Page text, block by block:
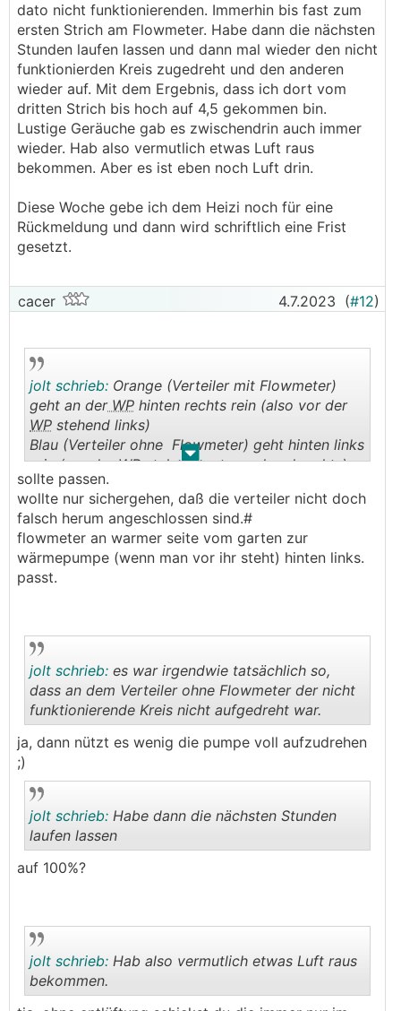
dato nicht funktionierenden. Immerhin bis fast zum
ersten Strich am Flowmeter. Habe dann die nächsten
Stunden laufen lassen und dann mal wieder den nicht
funktionierden Kreis zugedreht und den anderen
wieder auf. Mit dem Ergebnis, dass ich dort vom
dritten Strich bis hoch auf 4,5 gekommen bin.
Lustige Geräuche gab es zwischendrin auch immer
wieder. Hab also vermutlich etwas Luft raus
bekommen. Aber es ist eben noch Luft drin.
Diese Woche gebe ich dem Heizi noch für eine
Rückmeldung und dann wird schriftlich eine Frist
gesetzt.
cacer 4.7.2023 (#12)
. .
jolt schrieb: Orange (Verteiler mit Flowmeter)
geht an derWP hinten rechts rein (also vor der
WP stehend links)
Blau (Verteiler ohne Flowmeter) geht hinten links
rein (vor derWPstehend entsprechend rechts)
sollte passen.
wollte nur sichergehen, daß die verteiler nicht doch
falsch herum angeschlossen sind.#
flowmeter an warmer seite vom garten zur
wärmepumpe (wenn man vor ihr steht) hinten links.
passt.
..
jolt schrieb: es war irgendwie tatsächlich so,
dass an dem Verteiler ohne Flowmeter der nicht
funktionierende Kreis nicht aufgedreht war.
ja, dann nützt es wenig die pumpe voll aufzudrehen
;)
jolt schrieb: Habe dann die nächsten Stunden
laufen lassen
auf 100%?
jolt schrieb: Hab also vermutlich etwas Luft raus
bekommen.